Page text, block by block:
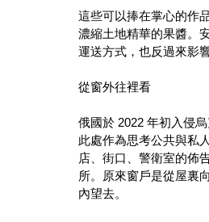
這些可以捧在掌心的作
濃縮土地精華的果醬。
運送方式，也反過來影
從窗外往裡看
俄國於 2022 年初入侵
此處作為思考公共與私
店、街口、警衛室的佈
所。原來窗戶是從屋裏
內望去。